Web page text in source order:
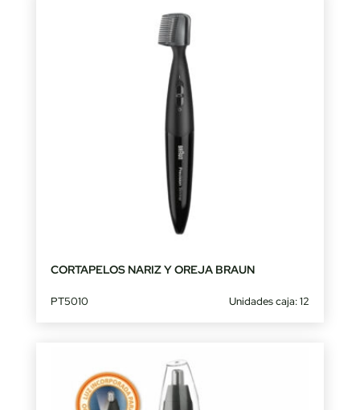
CORTAPELOS NARIZ Y OREJA BRAUN
PT5010 Unidades caja: 12